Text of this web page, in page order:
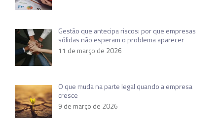
Gestão que antecipa riscos: por que empresas
sólidas não esperam o problema aparecer
11 de março de 2026
O que muda na parte legal quando a empresa
cresce
9 de março de 2026